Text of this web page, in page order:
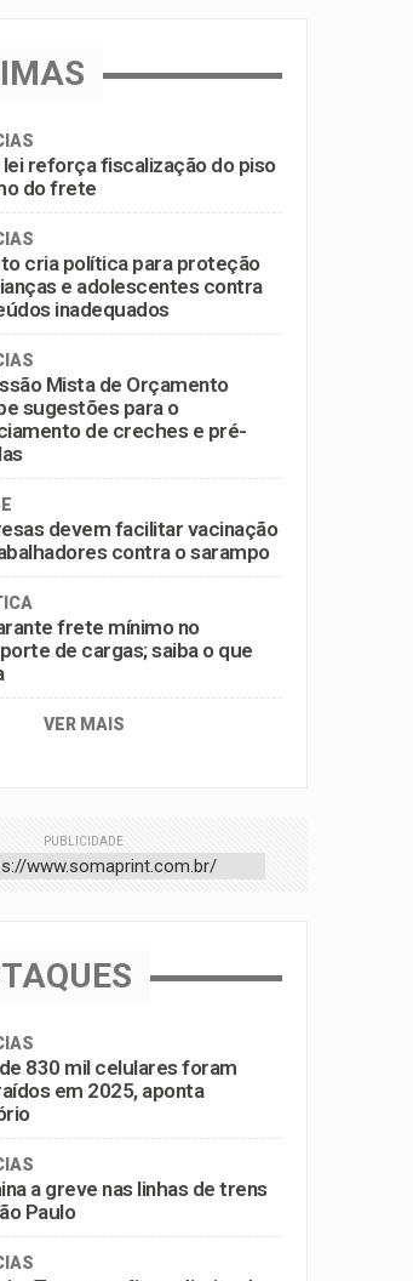
lei reforça fiscalização do piso
do frete
cria política para proteção
e adolescentes contra
inadequados
Mista de Orçamento
sugestões para o
de creches e pré-
devem facilitar vacinação
contra o sarampo
frete mínimo no
de cargas; saiba o que
VER MAIS
PUBLICIDADE
830 mil celulares foram
em 2025, aponta
a greve nas linhas de trens
Paulo